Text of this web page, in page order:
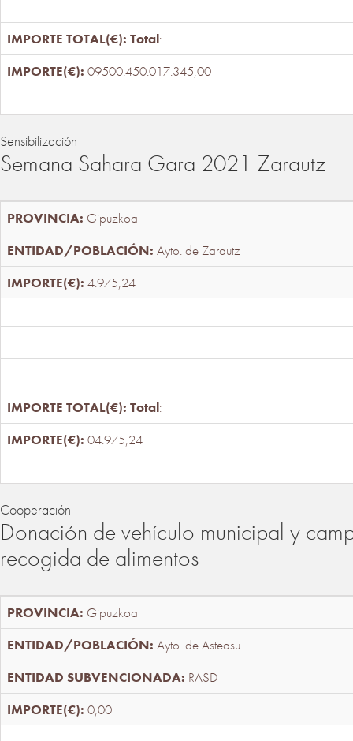
Total:
09500.450.017.345,00
Sensibilización
Semana Sahara Gara 2021 Zarautz
Gipuzkoa
Ayto. de Zarautz
4.975,24
Total:
04.975,24
Cooperación
Donación de vehículo municipal y
recogida de alimentos
Gipuzkoa
Ayto. de Asteasu
RASD
0,00